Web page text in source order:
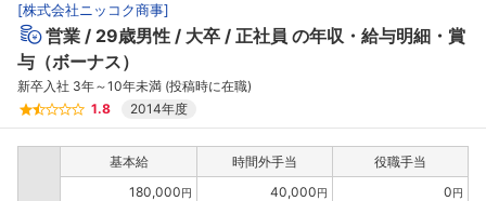
[株式会社ニッコク商事]
営業 29歳男性 大卒 正社員 の年収・給与明細・賞
与（ボーナス）
新卒入社 3年～10年未満 (投稿時に在職)
1.8
2014年度
基本給 時間外手当
役職手当
180,000円 40,000円 0円